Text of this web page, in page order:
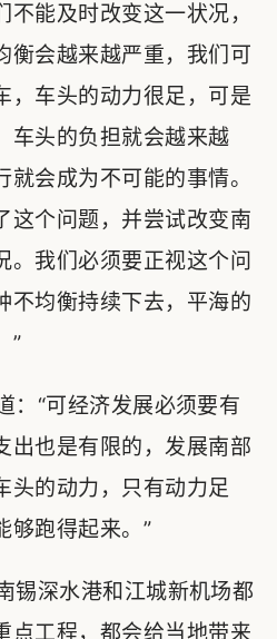
能及时改变这一状况，
衡会越来越严重，我们可
，车头的动力很足，可是
车头的负担就会越来越
会成为不可能的事情。
这个问题，并尝试改变南
。我们必须要正视这个问
不均衡持续下去，平海的
”
“可经济发展必须要有
出也是有限的，发展南部
头的动力，只有动力足
够跑得起来。”
锡深水港和江城新机场都
点工程，都会给当地带来